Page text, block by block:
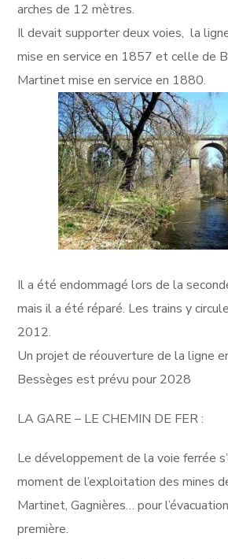
arches de 12 mètres.
Il devait supporter deux voies, la
mise en service en 1857 et celle de
Martinet mise en service en 1880.
Il a été endommagé lors de la
mais il a été réparé. Les trains y
2012.
Un projet de réouverture de la ligne
Bessèges est prévu pour 2028
LA GARE – LE CHEMIN DE FER :
Le développement de la voie ferrée
moment de l’exploitation des mines
Martinet, Gagnières… pour
première.